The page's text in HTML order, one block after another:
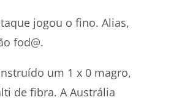
jogou o fino. Alias,
fod@.
um 1 x 0 magro,
de fibra. A Austrália